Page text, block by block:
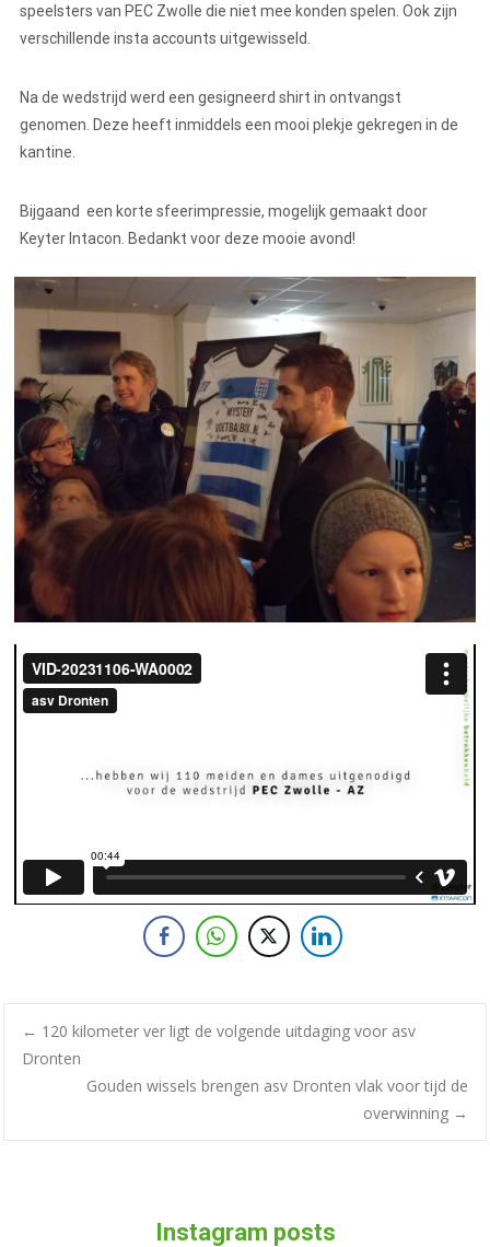
speelsters van PEC Zwolle die niet mee konden spelen. Ook zijn
verschillende insta accounts uitgewisseld.
Na de wedstrijd werd een gesigneerd shirt in ontvangst
genomen. Deze heeft inmiddels een mooi plekje gekregen in de
kantine.
Bijgaand een korte sfeerimpressie, mogelijk gemaakt door
Keyter Intacon. Bedankt voor deze mooie avond!
← 120 kilometer ver ligt de volgende uitdaging voor asv
Dronten
Gouden wissels brengen asv Dronten vlak voor tijd de
overwinning →
Instagram posts